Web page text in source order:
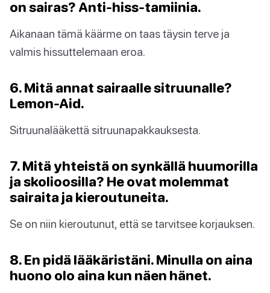
on sairas? Anti-hiss-tamiinia.
Aikanaan tämä käärme on taas täysin terve ja
valmis hissuttelemaan eroa.
6. Mitä annat sairaalle sitruunalle?
Lemon-Aid.
Sitruunalääkettä sitruunapakkauksesta.
7. Mitä yhteistä on synkällä huumorilla
ja skolioosilla? He ovat molemmat
sairaita ja kieroutuneita.
Se on niin kieroutunut, että se tarvitsee korjauksen.
8. En pidä lääkäristäni. Minulla on aina
huono olo aina kun näen hänet.